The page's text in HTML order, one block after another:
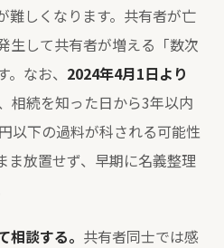
難しくなります。共有者が亡
生して共有者が増える「数次
なお、 2024年4月1日より
相続を知った日から3年以内
以下の過料が科される可能性
ま放置せず、早期に名義整理
談する。 共有者同士では感